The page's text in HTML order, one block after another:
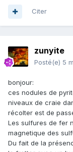
Citer
zunyite
Posté(e) 5
bonjour:
ces nodules de
niveaux de craie
récolter est de
Les sulfures de fer
magnetique des
Du fait de la